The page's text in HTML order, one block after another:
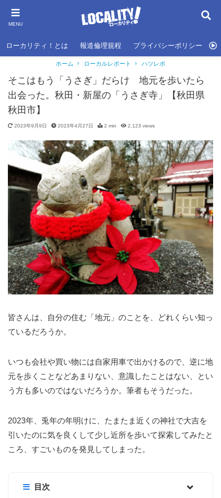
MENU
ローカリティ！とは 報道倫理規程 プライバシーポリシー
ホーム ローカルレポート ハツレポ
そこはもう「うさぎ」だらけ 地元を歩いたら
出会った。秋田・新屋の「うさぎ寺」【秋田県
秋田市】
2023年9月9日 2023年4月27日 2 min 2,123 views
皆さんは、自分の住む「地元」のことを、どれくらい知っ
ているだろうか。
いつも会社や買い物には自家用車で出かけるので、逆に地
元を歩くことなどあまりない、意識したことはない、とい
う方も多いのではないだろうか。筆者もそうだった。
2023年、兎年の年明けに、たまたま近くの神社で大吉を
引いたのに気を良くして少し近所を歩いて探索してみたと
ころ、すごいものを発見してしまった。
目次